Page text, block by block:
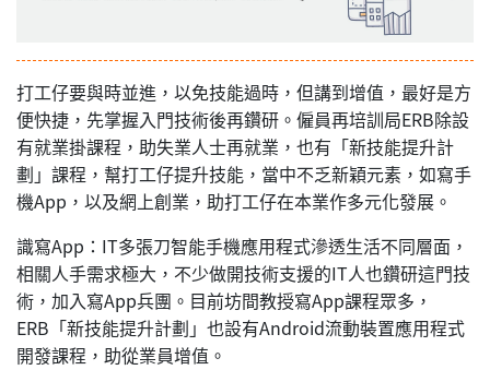
打工仔要與時並進，以免技能過時，但講到增值，最好是方
便快捷，先掌握入門技術後再鑽研。僱員再培訓局ERB除設
有就業掛課程，助失業人士再就業，也有「新技能提升計
劃」課程，幫打工仔提升技能，當中不乏新穎元素，如寫手
機App，以及網上創業，助打工仔在本業作多元化發展。
識寫App：IT多張刀智能手機應用程式滲透生活不同層面，
相關人手需求極大，不少做開技術支援的IT人也鑽研這門技
術，加入寫App兵團。目前坊間教授寫App課程眾多，
ERB「新技能提升計劃」也設有Android流動裝置應用程式
開發課程，助從業員增值。